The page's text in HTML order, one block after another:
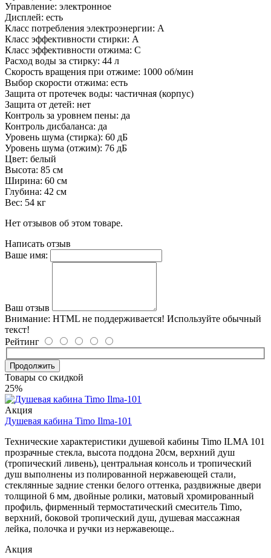
Управление: электронное
Дисплей: есть
Класс потребления электроэнергии: A
Класс эффективности стирки: A
Класс эффективности отжима: C
Расход воды за стирку: 44 л
Скорость вращения при отжиме: 1000 об/мин
Выбор скорости отжима: есть
Защита от протечек воды: частичная (корпус)
Защита от детей: нет
Контроль за уровнем пены: да
Контроль дисбаланса: да
Уровень шума (стирка): 60 дБ
Уровень шума (отжим): 76 дБ
Цвет: белый
Высота: 85 см
Ширина: 60 см
Глубина: 42 см
Вес: 54 кг
Нет отзывов об этом товаре.
Написать отзыв
Ваше имя:
Ваш отзыв
Внимание: HTML не поддерживается! Используйте обычный
текст!
Рейтинг
Продолжить
Товары со скидкой
25%
Акция
Душевая кабина Timo Ilma-101
Технические характеристики душевой кабины Timo ILMA 101
прозрачные стекла, высота поддона 20см, верхний душ
(тропический ливень), центральная консоль и тропический
душ выполнены из полированной нержавеющей стали,
стеклянные задние стенки белого оттенка, раздвижные двери
толщиной 6 мм, двойные ролики, матовый хромированный
профиль, фирменный термостатический смеситель Timo,
верхний, боковой тропический душ, душевая массажная
лейка, полочка и ручки из нержавеюще..
Акция